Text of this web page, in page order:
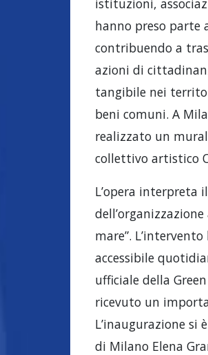
istituzioni,
hanno preso parte
contribuendo a
azioni di
tangibile nei
beni comuni. A
realizzato un
collettivo artistico
L’opera
mare”.
accessibile
ufficiale della
ricevuto un
L’inaugurazione si
di Milano Elena